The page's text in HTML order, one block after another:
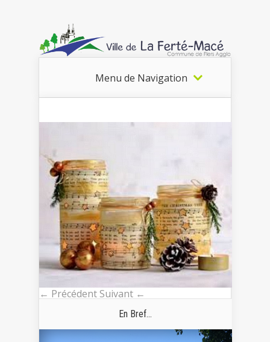
Menu de Navigation
← Précédent Suivant ←
En Bref...